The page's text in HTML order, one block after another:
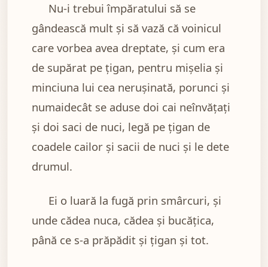
Nu-i trebui împăratului să se
gândească mult şi să vază că voinicul
care vorbea avea dreptate, şi cum era
de supărat pe ţigan, pentru mişelia şi
minciuna lui cea neruşinată, porunci şi
numaidecât se aduse doi cai neînvăţaţi
şi doi saci de nuci, legă pe ţigan de
coadele cailor şi sacii de nuci şi le dete
drumul.
Ei o luară la fugă prin smârcuri, şi
unde cădea nuca, cădea şi bucăţica,
până ce s-a prăpădit şi ţigan şi tot.